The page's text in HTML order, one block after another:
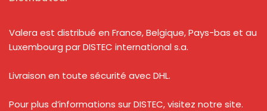
Valera est distribué en France, Belgique, Pays-bas et au
Luxembourg par DISTEC international s.a.
Livraison en toute sécurité avec DHL.
Pour plus d’informations sur DISTEC, visitez notre site.